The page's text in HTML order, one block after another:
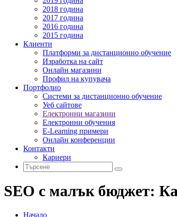
2018 година
2017 година
2016 година
2015 година
Клиенти
Платформи за дистанционно обучение
Изработка на сайт
Онлайн магазини
Профил на купувача
Портфолио
Системи за дистанционно обучение
Уеб сайтове
Електронни магазини
Електронни обучения
E-Learning примери
Онлайн конференции
Контакти
Кариери
SEO с малък бюджет:
Начало